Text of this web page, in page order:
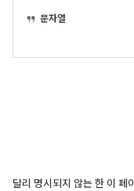
문자열
달리 명시되지 않는 한 이 페